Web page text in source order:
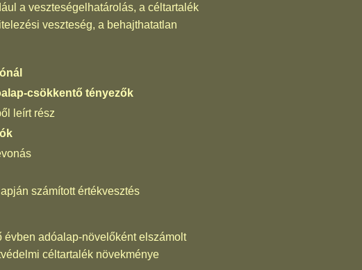
a veszteségelhatárolás, a céltartalék
veszteség, a behajthatatlan
csökkentő tényezők
leírt rész
számított értékvesztés
évben adóalap-növelőként elszámolt
céltartalék növekménye